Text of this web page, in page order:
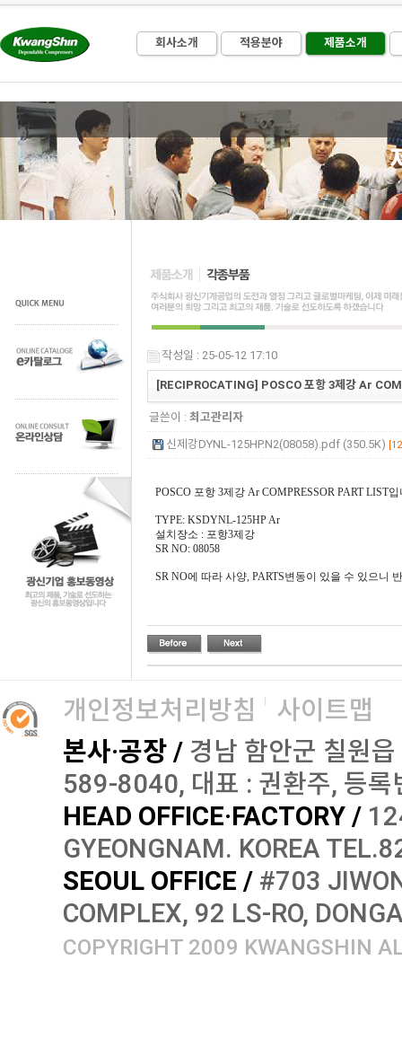
회사소개 적용분야 제품소개
작성일 : 25-05-12 17:10
[RECIPROCATING] POSCO 포항 3제강 Ar
글쓴이 :최고관리자
신제강DYNL-125HP.N2(08058).pdf (350.5K)
POSCO 포항 3제강 Ar COMPRESSOR PART LIST
TYPE: KSDYNL-125HP Ar
설치장소 : 포항3제강
SR NO: 08058
SR NO에 따라 사양, PARTS변동이 있을 수 있으니
개인정보처리방침
사이트맵
본사·공장 / 경남 함안군 칠원
589-8040, 대표 : 권환주, 등
HEAD OFFICE·FACTORY /
GYEONGNAM. KOREA
SEOUL OFFICE / #703
COMPLEX, 92 LS-RO,
COPYRIGHT 2009 KWANGSHIN